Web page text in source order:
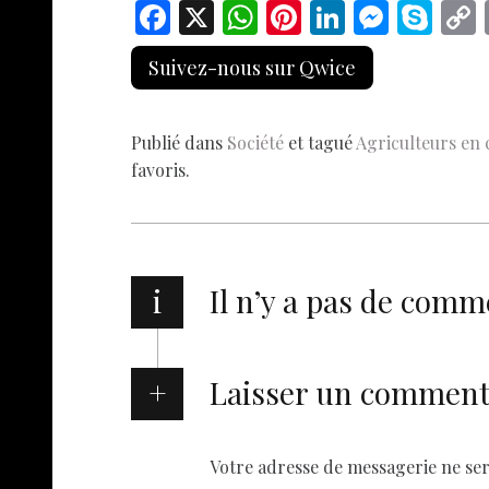
F
ac
e
b
o
o
k
X W
h
at
s
A
p
Pi
nt
er
t
Li
n
k
e
dI
M
g
S
e
Suivez-nous sur Qwice
Publié dans Société et taguéAgriculteurs en
favoris.
i Il n’y a pas de
Laisser un
Votre adresse de messagerie ne